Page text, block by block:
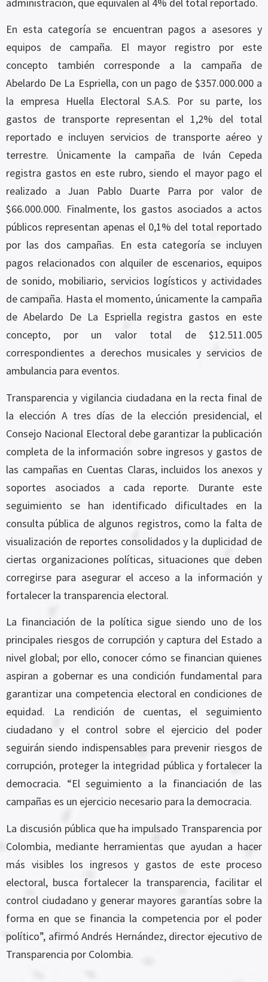
En esta categoría se encuentran pagos a asesores y
equipos de campaña. El mayor registro por este
concepto también corresponde a la campaña de
Abelardo De La Espriella, con un pago de $357.000.000 a
la empresa Huella Electoral S.A.S. Por su parte, los
gastos de transporte representan el 1,2% del total
reportado e incluyen servicios de transporte aéreo y
terrestre. Únicamente la campaña de Iván Cepeda
registra gastos en este rubro, siendo el mayor pago el
realizado a Juan Pablo Duarte Parra por valor de
$66.000.000. Finalmente, los gastos asociados a actos
públicos representan apenas el 0,1% del total reportado
por las dos campañas. En esta categoría se incluyen
pagos relacionados con alquiler de escenarios, equipos
de sonido, mobiliario, servicios logísticos y actividades
de campaña. Hasta el momento, únicamente la campaña
de Abelardo De La Espriella registra gastos en este
concepto, por un valor total de $12.511.005
correspondientes a derechos musicales y servicios de
ambulancia para eventos.
Transparencia y vigilancia ciudadana en la recta final de
la elección A tres días de la elección presidencial, el
Consejo Nacional Electoral debe garantizar la publicación
completa de la información sobre ingresos y gastos de
las campañas en Cuentas Claras, incluidos los anexos y
soportes asociados a cada reporte. Durante este
seguimiento se han identificado dificultades en la
consulta pública de algunos registros, como la falta de
visualización de reportes consolidados y la duplicidad de
ciertas organizaciones políticas, situaciones que deben
corregirse para asegurar el acceso a la información y
fortalecer la transparencia electoral.
La financiación de la política sigue siendo uno de los
principales riesgos de corrupción y captura del Estado a
nivel global; por ello, conocer cómo se financian quienes
aspiran a gobernar es una condición fundamental para
garantizar una competencia electoral en condiciones de
equidad. La rendición de cuentas, el seguimiento
ciudadano y el control sobre el ejercicio del poder
seguirán siendo indispensables para prevenir riesgos de
corrupción, proteger la integridad pública y fortalecer la
democracia. “El seguimiento a la financiación de las
campañas es un ejercicio necesario para la democracia.
La discusión pública que ha impulsado Transparencia por
Colombia, mediante herramientas que ayudan a hacer
más visibles los ingresos y gastos de este proceso
electoral, busca fortalecer la transparencia, facilitar el
control ciudadano y generar mayores garantías sobre la
forma en que se financia la competencia por el poder
político”, afirmó Andrés Hernández, director ejecutivo de
Transparencia por Colombia.